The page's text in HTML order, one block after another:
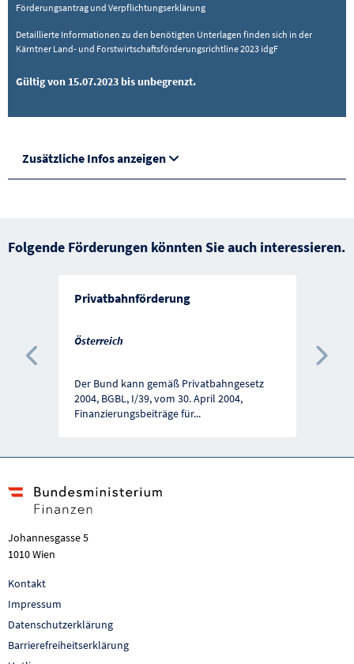
Förderungsantrag und Verpflichtungserklärung
Detaillierte Informationen zu den benötigten Unterlagen finden sich in der
Kärntner Land- und Forstwirtschaftsförderungsrichtline 2023 idgF
Gültig von 15.07.2023 bis unbegrenzt.
Zusätzliche Infos anzeigen
Folgende Förderungen könnten Sie auch interessieren.
Privatbahnförderung
Österreich
Der Bund kann gemäß Privatbahngesetz
2004, BGBL, I/39, vom 30. April 2004,
Finanzierungsbeiträge für...
Vorherige Förderung
Johannesgasse 5
1010 Wien
Kontakt
Impressum
Datenschutzerklärung
Barrierefreiheitserklärung